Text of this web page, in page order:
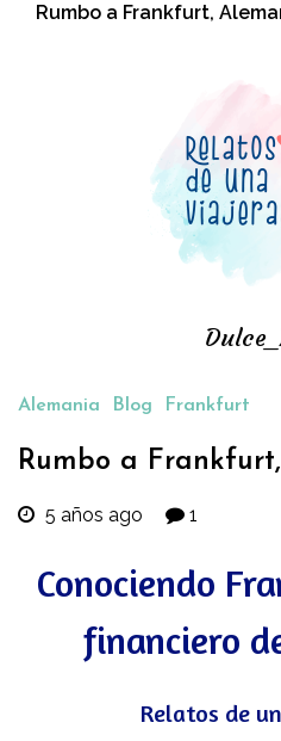
Rumbo a Frankfurt,
Alemania Blog Frankfurt
Rumbo a
5 años ago 1
Conociendo
financiero
Relatos de